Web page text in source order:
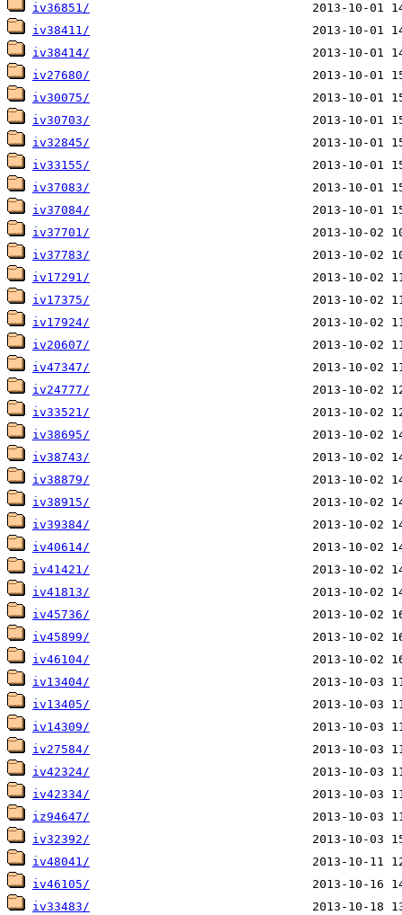
iv36851/
iv38411/
iv38414/
iv27680/
iv30075/
iv30703/
iv32845/
iv33155/
iv37083/
iv37084/
iv37701/
iv37783/
iv17291/
iv17375/
iv17924/
iv20607/
iv47347/
iv24777/
iv33521/
iv38695/
iv38743/
iv38879/
iv38915/
iv39384/
iv40614/
iv41421/
iv41813/
iv45736/
iv45899/
iv46104/
iv13404/
iv13405/
iv14309/
iv27584/
iv42324/
iv42334/
iz94647/
iv32392/
iv48041/
iv46105/
iv33483/